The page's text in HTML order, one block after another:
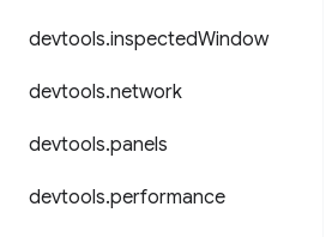
devtools.inspectedWindow
devtools.network
devtools.panels
devtools.performance